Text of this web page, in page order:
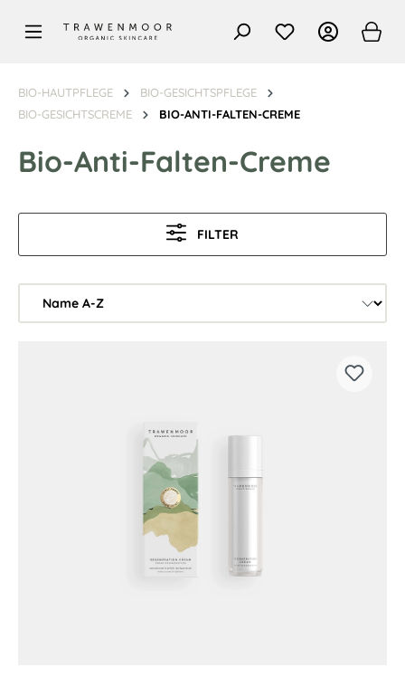
springen
BIO-HAUTPFLEGE
BIO-GESICHTSPFLEGE
BIO-GESICHTSCREME
BIO-ANTI-FALTEN-CREME
Bio-Anti-Falten-Creme
FILTER